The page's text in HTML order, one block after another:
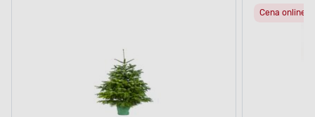
Cena online